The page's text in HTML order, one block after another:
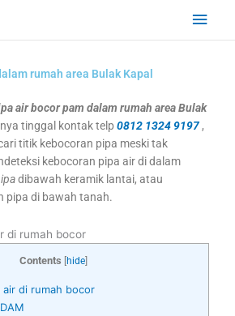
Main
rumah area Bulak Kapal
air bocor pam dalam rumah area Bulak
tinggal kontak telp 0812 1324 9197 ,
titik kebocoran pipa meski tak
kebocoran pipa air di dalam
dibawah keramik lantai, atau
pipa di bawah tanah.
di rumah bocor
Contents hide]
air di rumah bocor